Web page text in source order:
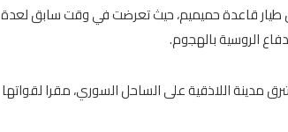
طيار قاعدة حميميم، حيث تعرضت في وقت سابق لعدة
الروسية بالهجوم.
مدينة اللاذقية على الساحل السوري، مقرا لقواتها